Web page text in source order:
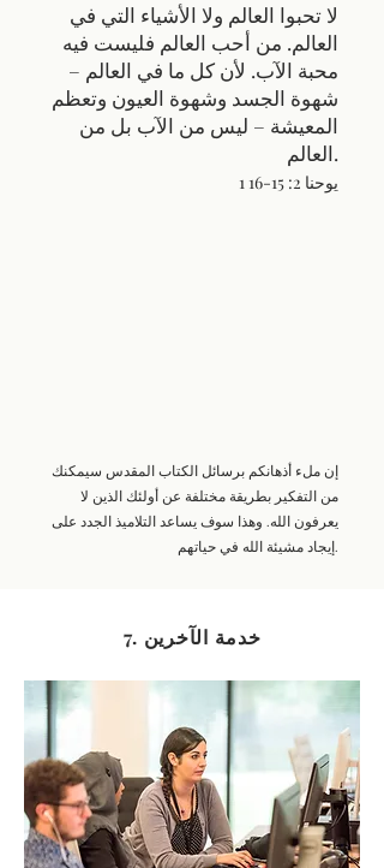
لا تحبوا العالم ولا الأشياء التي في
العالم. من أحب العالم فليست فيه
محبة الآب. لأن كل ما في العالم –
شهوة الجسد وشهوة العيون وتعظم
المعيشة – ليس من الآب بل من
العالم.
1 يوحنا 2: 15-16
إن ملء أذهانكم برسائل الكتاب المقدس سيمكنك
من التفكير بطريقة مختلفة عن أولئك الذين لا
يعرفون الله. وهذا سوف يساعد التلاميذ الجدد على
إيجاد مشيئة الله في حياتهم.
7. خدمة الآخرين